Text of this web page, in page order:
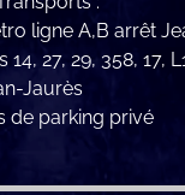
ligne A,B arrêt
14, 27, 29, 358, 17,
Jaurès
de parking privé